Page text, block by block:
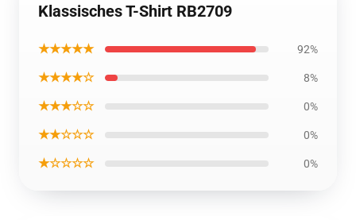
Klassisches T-Shirt RB2709
★★★★★ 92%
★★★★☆ 8%
★★★☆☆ 0%
★★☆☆☆ 0%
★☆☆☆☆ 0%